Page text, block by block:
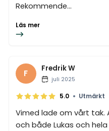
Rekommende...
Läs mer
F Fredrik W
juli 2025
5.0 • Utmärkt
Vimed lade om vårt
och både Lukas och